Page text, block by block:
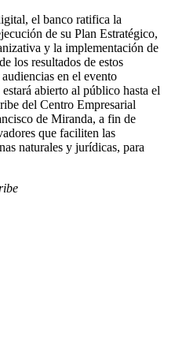
el banco ratifica la
de su Plan Estratégico,
y la implementación de
los resultados de estos
en el evento
abierto al público hasta el
del Centro Empresarial
de Miranda, a fin de
que faciliten las
naturales y jurídicas, para